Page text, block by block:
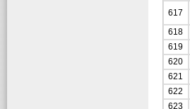
617
618
619
620
621
622
623